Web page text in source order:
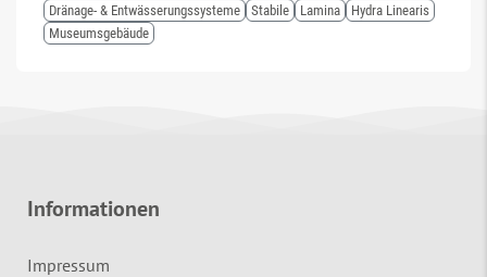
Dränage- & Entwässerungssysteme Stabile Lamina
Hydra Linearis
Museumsgebäude
Informationen
Impressum